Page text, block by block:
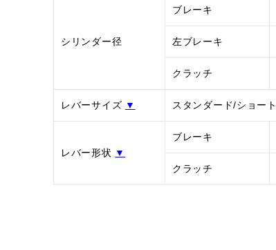
シリンダー径
ブレーキ
左ブレーキ
クラッチ
レバーサイズ ▼ スタンダード/ショート
レバー形状 ▼
ブレーキ
クラッチ